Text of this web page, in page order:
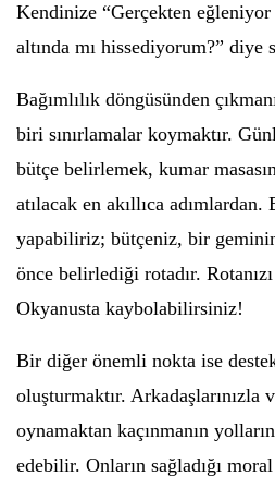
Kendinize “Gerçekten
altında mı hissediyorum?” diye
Bağımlılık döngüsünden
biri sınırlamalar koymaktır.
bütçe belirlemek, kumar
atılacak en akıllıca
yapabiliriz; bütçeniz, bir
önce belirlediği rotadır.
Okyanusta kaybolabilirsiniz!
Bir diğer önemli nokta ise
oluşturmaktır. Arkadaşlarınızla
oynamaktan kaçınmanın
edebilir. Onların sağladığı